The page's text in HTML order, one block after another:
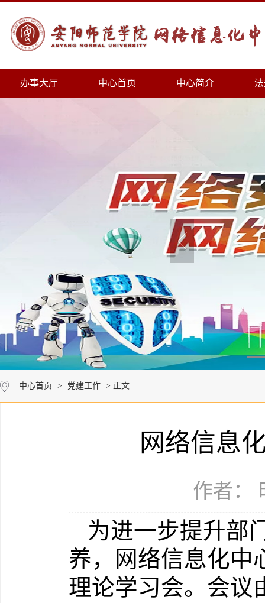
办事大厅 中心首页 中心简介
中心首页 > 党建工作 > 正文
网络信息
作者：
为进一步提升部
养，网络信息化中
理论学习会。会议